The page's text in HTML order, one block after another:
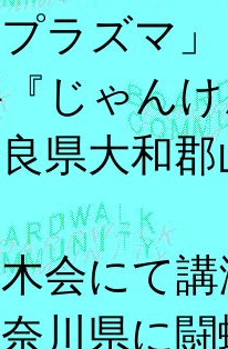
ラズマ
じゃん
県大和郡
会にて
川県に闘